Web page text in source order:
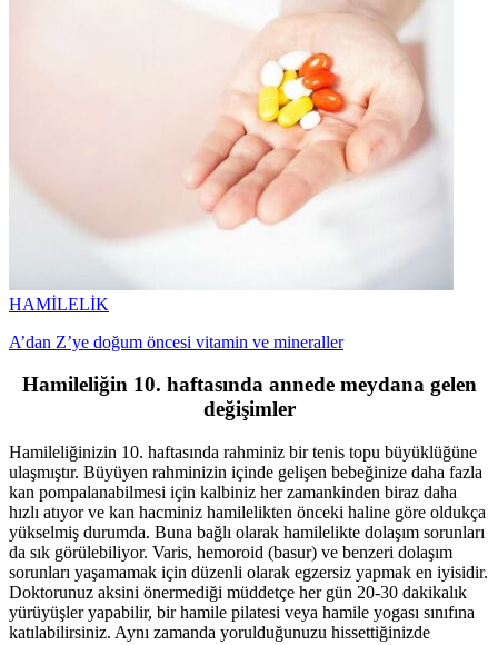
HAMİLELİK
A’dan Z’ye doğum öncesi vitamin ve mineraller
Hamileliğin 10. haftasında annede meydana gelen
değişimler
Hamileliğinizin 10. haftasında rahminiz bir tenis topu büyüklüğüne
ulaşmıştır. Büyüyen rahminizin içinde gelişen bebeğinize daha fazla
kan pompalanabilmesi için kalbiniz her zamankinden biraz daha
hızlı atıyor ve kan hacminiz hamilelikten önceki haline göre oldukça
yükselmiş durumda. Buna bağlı olarak hamilelikte dolaşım sorunları
da sık görülebiliyor. Varis, hemoroid (basur) ve benzeri dolaşım
sorunları yaşamamak için düzenli olarak egzersiz yapmak en iyisidir.
Doktorunuz aksini önermediği müddetçe her gün 20-30 dakikalık
yürüyüşler yapabilir, bir hamile pilatesi veya hamile yogası sınıfına
katılabilirsiniz. Aynı zamanda yorulduğunuzu hissettiğinizde